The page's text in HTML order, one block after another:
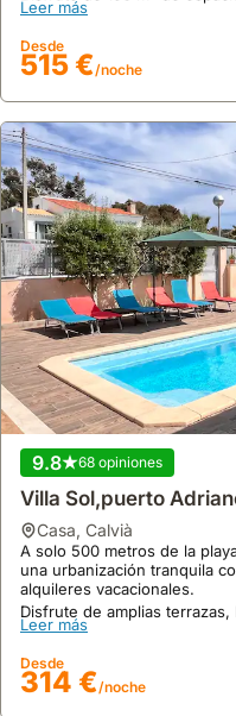
piscina privada y jardín,
Leer más
Desde
515 €/noche
9.8 68 opiniones
Villa Sol,puerto
casa, Calvià
A solo 500 metros de la
una urbanización tranquila
alquileres vacacionales.
Disfrute de amplias
de ping-pong en esta casa
capacidad para 6 personas
dormitorios.
Leer más
Desde
314 €/noche